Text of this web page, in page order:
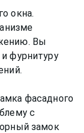
окна.
Вы
фурнитуру
фасадного
с
замок